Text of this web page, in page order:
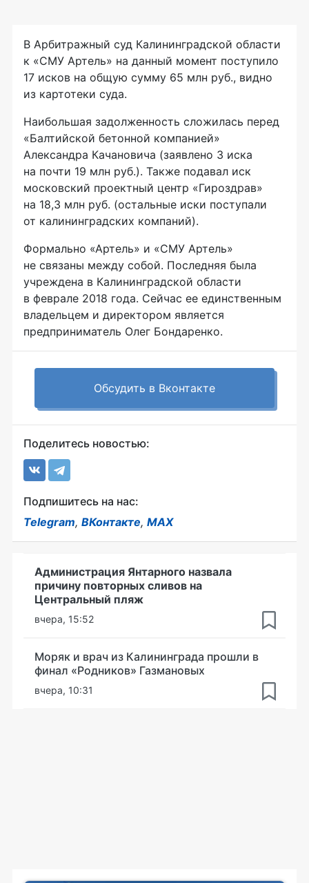
В Арбитражный суд Калининградской области
к «СМУ Артель» на данный момент поступило
17 исков на общую сумму 65 млн руб., видно
из картотеки суда.
Наибольшая задолженность сложилась перед
«Балтийской бетонной компанией»
Александра Качановича (заявлено 3 иска
на почти 19 млн руб.). Также подавал иск
московский проектный центр «Гироздрав»
на 18,3 млн руб. (остальные иски поступали
от калининградских компаний).
Формально «Артель» и «СМУ Артель»
не связаны между собой. Последняя была
учреждена в Калининградской области
в феврале 2018 года. Сейчас ее единственным
владельцем и директором является
предприниматель Олег Бондаренко.
Обсудить в Вконтакте
Поделитесь новостью:
Подпишитесь на нас:
Telegram, ВКонтакте, MAX
Администрация Янтарного назвала
причину повторных сливов на
Центральный пляж
вчера, 15:52
Моряк и врач из Калининграда прошли в
финал «Родников» Газмановых
вчера, 10:31